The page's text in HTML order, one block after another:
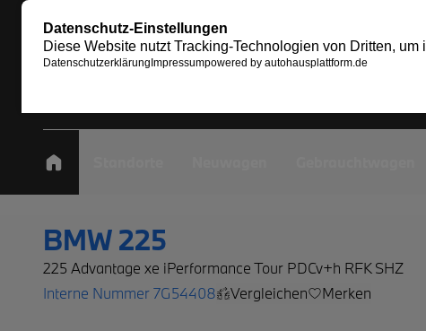
BMW 225
225 Advantage xe iPerformance Tour PDCv+h RFK SHZ
Interne Nummer 7G54408
Vergleichen Merken